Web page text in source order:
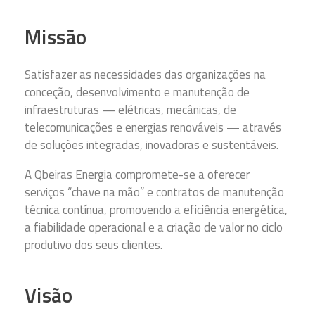
Missão
Satisfazer as necessidades das organizações na
conceção, desenvolvimento e manutenção de
infraestruturas — elétricas, mecânicas, de
telecomunicações e energias renováveis — através
de soluções integradas, inovadoras e sustentáveis.
A Qbeiras Energia compromete-se a oferecer
serviços “chave na mão” e contratos de manutenção
técnica contínua, promovendo a eficiência energética,
a fiabilidade operacional e a criação de valor no ciclo
produtivo dos seus clientes.
Visão